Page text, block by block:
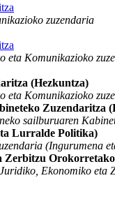
zuzendaria
eta Komunikazioko
(Hezkuntza)
eta Komunikazioko
Zuzendaritza
sailburuaren
Lurralde Politika)
(Ingurumena
Ekonomiko eta